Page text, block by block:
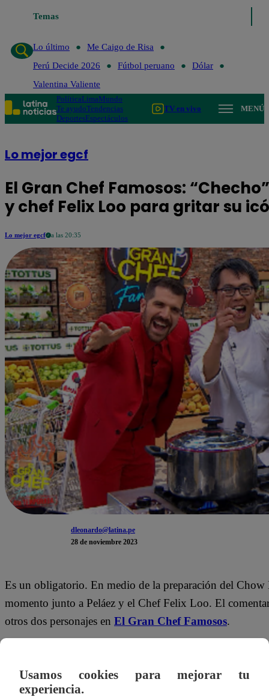
Temas
Lo último
Me Caigo de Risa
Perú Decide 2026
Fútbol peruano
Dólar
Valentina Valiente
PolíticaLimaMundo
Te ayudoTendencias
DeportesEspectáculos
TV en vivo MENÚ
Lo mejor egcf
El Gran Chef Famosos:
y chef Felix Loo para gritar su
Lo mejor egcf a las 20:35
dleonardo@latina.pe
28 de noviembre 2023
Es un obligatorio. En medio de la preparación del
momento junto a Peláez y el Chef Felix Loo. El
otros dos personajes en El Gran Chef Famosos.
Felix le hizo un pedido especial al exjugador de fútbol:
cocinar”.
Usamos cookies para mejorar tu
experiencia.